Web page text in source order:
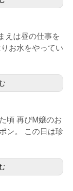
えは昼の仕事を
お水をやってい
頃 再びM嬢のお
ン。 この日は珍